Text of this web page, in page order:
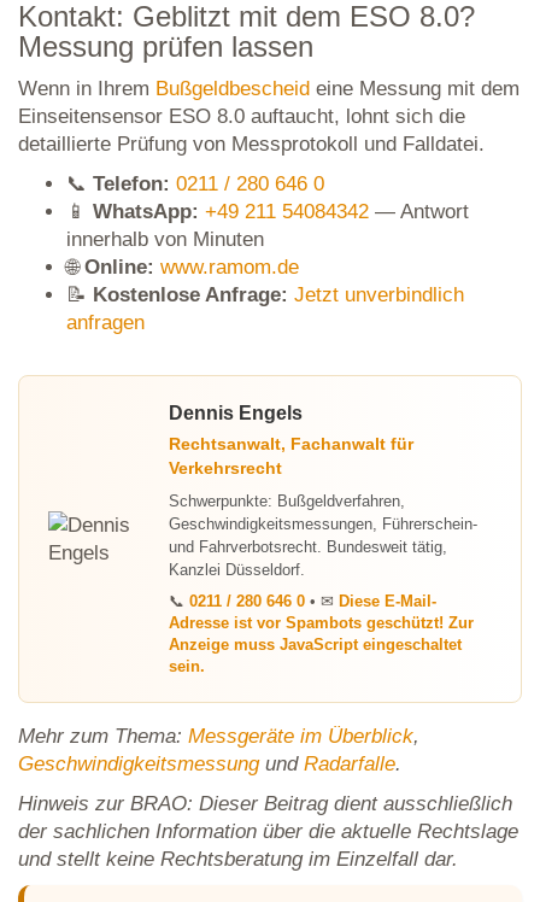
Kontakt: Geblitzt mit dem ESO 8.0?
Messung prüfen lassen
Wenn in Ihrem Bußgeldbescheid eine Messung mit dem
Einseitensensor ESO 8.0 auftaucht, lohnt sich die
detaillierte Prüfung von Messprotokoll und Falldatei.
📞 Telefon: 0211 / 280 646 0
📱 WhatsApp: +49 211 54084342 — Antwort
innerhalb von Minuten
🌐Online: www.ramom.de
📝 Kostenlose Anfrage: Jetzt unverbindlich
anfragen
Dennis Engels
Rechtsanwalt, Fachanwalt für
Verkehrsrecht
Schwerpunkte: Bußgeldverfahren,
Geschwindigkeitsmessungen, Führerschein-
und Fahrverbotsrecht. Bundesweit tätig,
Kanzlei Düsseldorf.
📞 0211 / 280 646 0 • ✉ Diese E-Mail-
Adresse ist vor Spambots geschützt! Zur
Anzeige muss JavaScript eingeschaltet
sein.
Mehr zum Thema: Messgeräte im Überblick,
Geschwindigkeitsmessungund Radarfalle.
Hinweis zur BRAO: Dieser Beitrag dient ausschließlich
der sachlichen Information über die aktuelle Rechtslage
und stellt keine Rechtsberatung im Einzelfall dar.